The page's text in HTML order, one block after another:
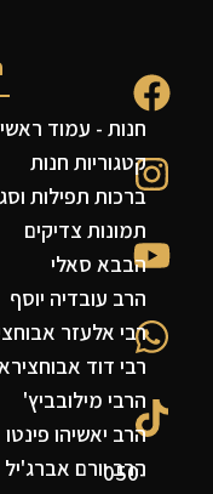
050-
חנות - עמוד ראשי
קטגוריות חנות
ברכות תפילות
תמונות צדיקים
הבבא סאלי
הרב עובדיה יוסף
רבי אלעזר
רבי דוד אבוחצירא
הרבי מילובביץ'
הרב יאשיהו פינטו
הרב יורם אברג'יל